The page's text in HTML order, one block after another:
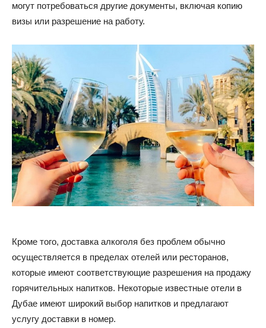
могут потребоваться другие документы, включая копию
визы или разрешение на работу.
Кроме того, доставка алкоголя без проблем обычно
осуществляется в пределах отелей или ресторанов,
которые имеют соответствующие разрешения на продажу
горячительных напитков. Некоторые известные отели в
Дубае имеют широкий выбор напитков и предлагают
услугу доставки в номер.